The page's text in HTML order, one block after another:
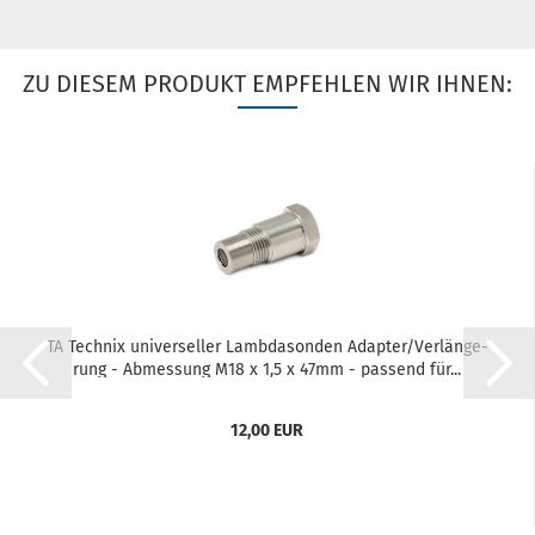
ZU DIESEM PRODUKT EMPFEHLEN WIR IHNEN:
TA Tech­nix uni­ver­sel­ler Lamb­da­son­den Ad­ap­ter/Ver­län­ge­
rung - Ab­mes­sung M18 x 1,5 x 47mm - pas­send für...
12,00 EUR